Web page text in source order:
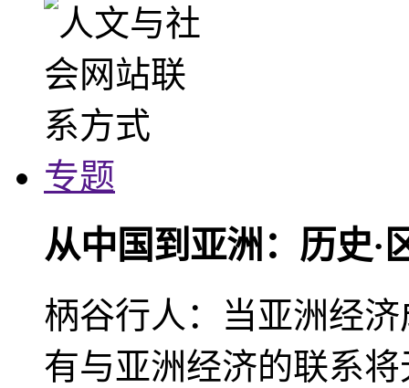
专题
从中国到亚洲：历史·
柄谷行人：当亚洲经
有与亚洲经济的联系